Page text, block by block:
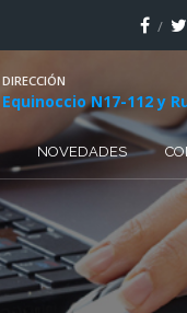
DIRECCIÓN
Equinoccio N17-112 y
NOVEDADES